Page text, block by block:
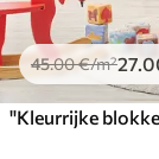
45.00€/m²27
"Kleurrijke